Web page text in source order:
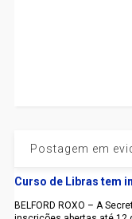
Postagem em
Curso de Libras tem
BELFORD ROXO – A